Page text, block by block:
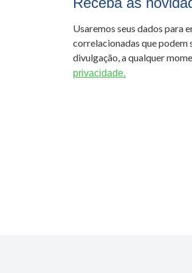
Usaremos seus dados para
correlacionadas que podem
divulgação, a qualquer
privacidade.